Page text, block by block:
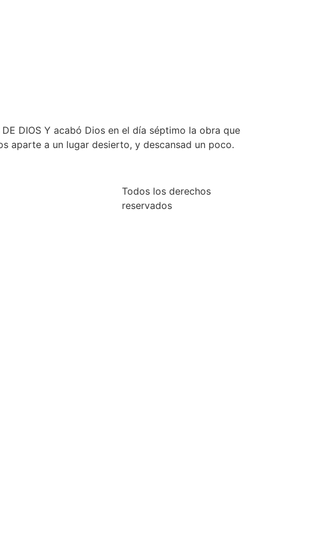
DE DIOS Y acabó Dios en el día séptimo la obra que
aparte a un lugar desierto, y descansad un poco.
Todos los derechos
reservados